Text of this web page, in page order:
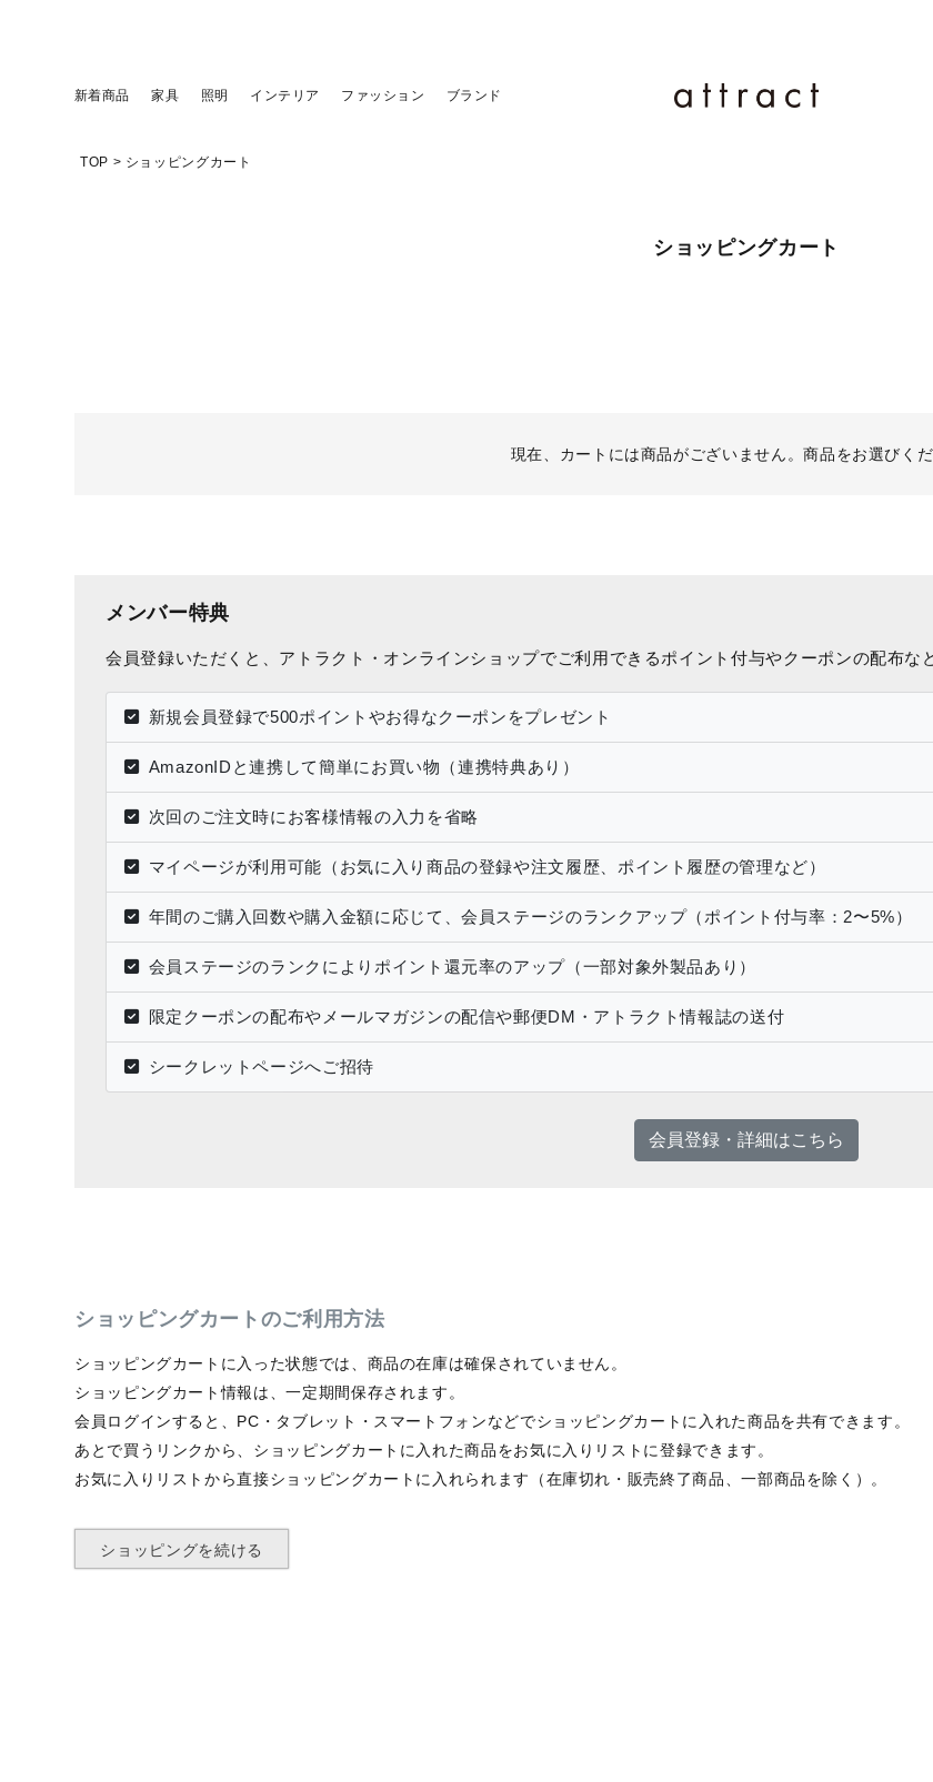
新着商品 家具 照明 インテリア ファッション ブランド
TOP ショッピングカート
ショッピングカート
現在、カートには商品がございません。商品をお選びくだ
メンバー特典
会員登録いただくと、アトラクト・オンラインショップでご利用できるポイント付与やクーポンの配布な
新規会員登録で500ポイントやお得なクーポンをプレゼント
AmazonIDと連携して簡単にお買い物（連携特典あり）
次回のご注文時にお客様情報の入力を省略
マイページが利用可能（お気に入り商品の登録や注文履歴、ポイント履歴の管理など）
年間のご購入回数や購入金額に応じて、会員ステージのランクアップ（ポイント付与率：2〜5%）
会員ステージのランクによりポイント還元率のアップ（一部対象外製品あり）
限定クーポンの配布やメールマガジンの配信や郵便DM・アトラクト情報誌の送付
シークレットページへご招待
会員登録・詳細はこちら
ショッピングカートのご利用方法
ショッピングカートに入った状態では、商品の在庫は確保されていません。
ショッピングカート情報は、一定期間保存されます。
会員ログインすると、PC・タブレット・スマートフォンなどでショッピングカートに入れた商品を共有できます。
あとで買うリンクから、ショッピングカートに入れた商品をお気に入りリストに登録できます。
お気に入りリストから直接ショッピングカートに入れられます（在庫切れ・販売終了商品、一部商品を除く）。
ショッピングを続ける